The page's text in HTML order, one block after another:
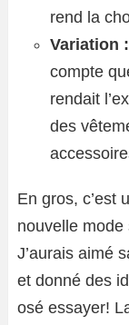
rend la
Variation
compte
rendait
des
En gros, c’est
nouvelle
J’aurais aimé
et donné des
osé essayer!